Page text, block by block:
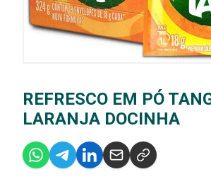
REFRESCO EM PÓ
LARANJA DOCINHA